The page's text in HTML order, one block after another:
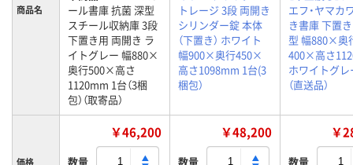
商品名
ール書庫 抗菌 深型
スチール収納庫 3段
下置き用 両開き ラ
イトグレー 幅880×
奥行500×高さ
1120mm 1台（3梱
包）（取寄品）
トレージ 3段 両開き
シリンダー錠 本体
（下置き） ホワイト
幅900×奥行450×
高さ1098mm 1台(3
梱包）
エフ・ヤマカ
き書庫 下置
型 幅880×奥
400×高さ
ホワイトグレ
（直送品）
価格
￥46,200
数量
￥48,200
数量
￥
数量